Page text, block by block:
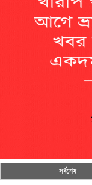
সর্বশেষ